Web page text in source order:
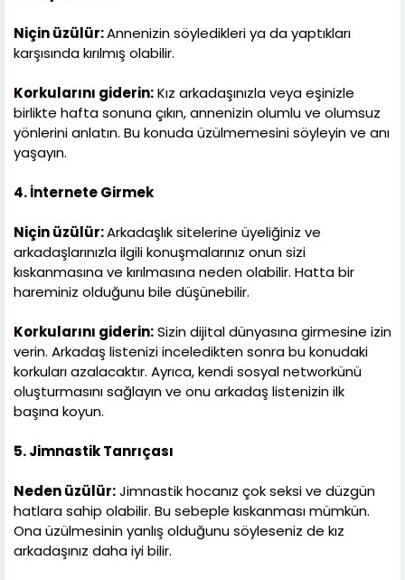
Niçin üzülür:Annenizin söyledikleri ya da yaptıkları
karşısında kırılmış olabilir.
Korkularını giderin:Kız arkadaşınızla veya eşinizle
birlikte hafta sonuna çıkın, annenizin olumlu ve olumsuz
yönlerini anlatın. Bu konuda üzülmemesini söyleyin ve anı
yaşayın.
4. İnternete Girmek
Niçin üzülür:Arkadaşlık sitelerine üyeliğiniz ve
arkadaşlarınızla ilgili konuşmalarınız onun sizi
kıskanmasına ve kırılmasına neden olabilir. Hatta bir
hareminiz olduğunu bile düşünebilir.
Korkularını giderin:Sizin dijital dünyasına girmesine izin
verin. Arkadaş listenizi inceledikten sonra bu konudaki
korkuları azalacaktır. Ayrıca, kendi sosyal networkünü
oluşturmasını sağlayın ve onu arkadaş listenizin ilk
başına koyun.
5. Jimnastik Tanrıçası
Neden üzülür:Jimnastik hocanız çok seksi ve düzgün
hatlara sahip olabilir. Bu sebeple kıskanması mümkün.
Ona üzülmesinin yanlış olduğunu söyleseniz de kız
arkadaşınız daha iyi bilir.